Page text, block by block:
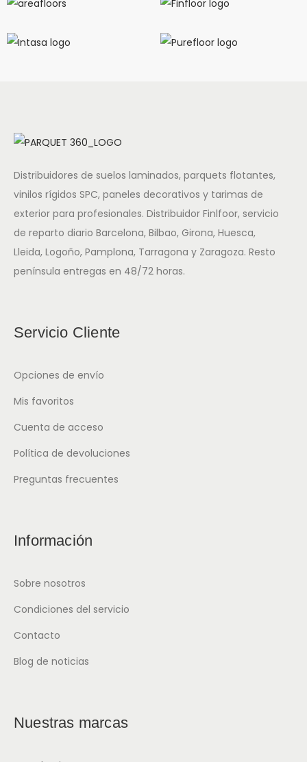
Distribuidores de suelos laminados, parquets flotantes,
vinilos rígidos SPC, paneles decorativos y tarimas de
exterior para profesionales. Distribuidor Finlfoor, servicio
de reparto diario Barcelona, Bilbao, Girona, Huesca,
Lleida, Logoño, Pamplona, Tarragona y Zaragoza. Resto
península entregas en 48/72 horas.
Servicio Cliente
Opciones de envío
Mis favoritos
Cuenta de acceso
Política de devoluciones
Preguntas frecuentes
Información
Sobre nosotros
Condiciones del servicio
Contacto
Blog de noticias
Nuestras marcas